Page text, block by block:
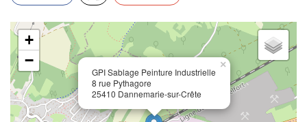
GPI Sablage Peinture Industrielle
8 rue Pythagore
25410 Dannemarie-sur-Crête
×
+
−